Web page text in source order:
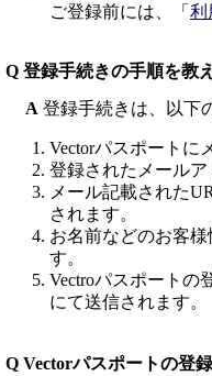
ご登録前には、「 利
Q 登録手続きの手順を教
A 登録手続きは、以下
Vectorパスポートに
登録されたメールア
メール記載された
されます。
お名前などのお客
す。
Vectroパスポートの
にて送信されます。
Q Vectorパスポートの登